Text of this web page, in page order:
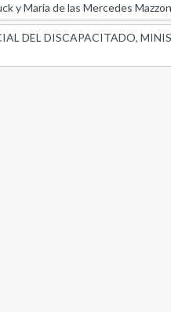
y Maria de las Mercedes
DEL DISCAPACITADO,